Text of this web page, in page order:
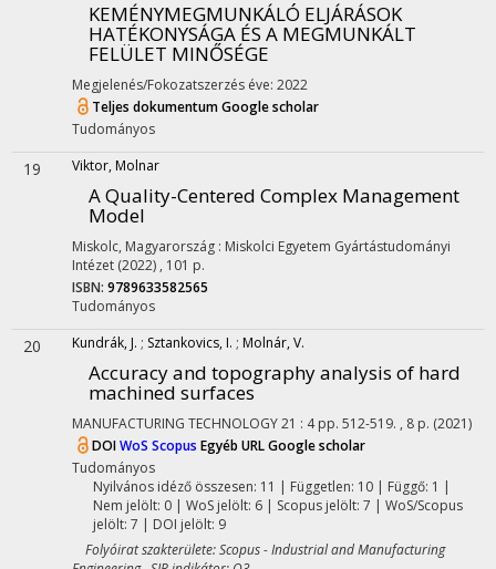
KEMÉNYMEGMUNKÁLÓ ELJÁRÁSOK
HATÉKONYSÁGA ÉS A MEGMUNKÁLT
FELÜLET MINŐSÉGE
Megjelenés/Fokozatszerzés éve: 2022
Teljes dokumentumGoogle scholar
Tudományos
19 Viktor, Molnar
A Quality-Centered Complex Management
Model
Miskolc, Magyarország : Miskolci Egyetem Gyártástudományi
Intézet (2022) , 101 p.
ISBN: 9789633582565
Tudományos
20 Kundrák, J. ; Sztankovics, I. ; Molnár, V.
Accuracy and topography analysis of hard
machined surfaces
MANUFACTURING TECHNOLOGY21 : 4 pp. 512-519. , 8 p. (2021)
DOIWoS Scopus Egyéb URLGoogle scholar
Tudományos
Nyilvános idéző összesen: 11 | Független: 10 | Függő: 1 |
Nem jelölt: 0 | WoS jelölt: 6 | Scopus jelölt: 7 | WoS/Scopus
jelölt: 7 | DOI jelölt: 9
Folyóirat szakterülete: Scopus - Industrial and Manufacturing